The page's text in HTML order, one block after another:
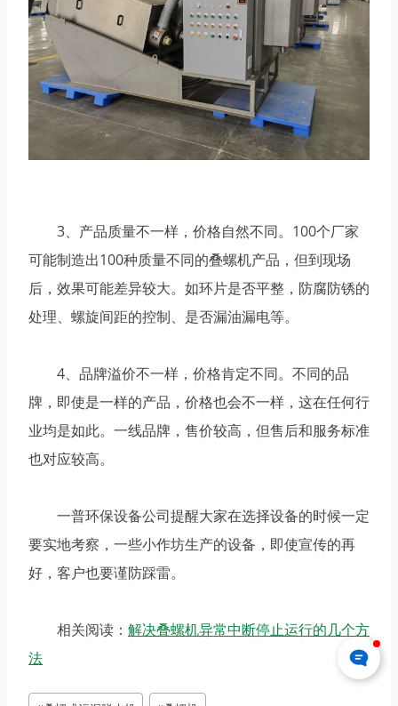
3、产品质量不一样，价格自然不同。100个厂家
可能制造出100种质量不同的叠螺机产品，但到现场
后，效果可能差异较大。如环片是否平整，防腐防锈的
处理、螺旋间距的控制、是否漏油漏电等。
4、品牌溢价不一样，价格肯定不同。不同的品
牌，即使是一样的产品，价格也会不一样，这在任何行
业均是如此。一线品牌，售价较高，但售后和服务标准
也对应较高。
一普环保设备公司提醒大家在选择设备的时候一定
要实地考察，一些小作坊生产的设备，即使宣传的再
好，客户也要谨防踩雷。
相关阅读： 解决叠螺机异常中断停止运行的几个方
法